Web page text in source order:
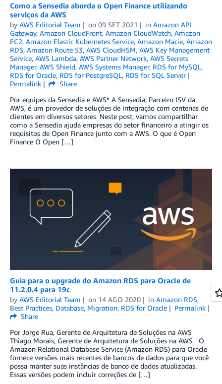
Como a Sensedia aborda o Open Finance utilizando
serviços da AWS
by AWS Editorial Team on 09 SET 2021 in Amazon API
Gateway, Amazon CloudFront, Amazon CloudWatch, Amazon
EC2, Amazon Elastic Kubernetes Service, Amazon Macie, Amazon
RDS, Amazon Route 53, AWS CloudHSM, AWS Key Management
Service, AWS Lambda, AWS Partner Network, AWS Secrets
Manager, AWS Shield, AWS Systems Manager, RDS for MySQL,
RDS for Oracle, RDS for PostgreSQL, RDS for SQL Server
Permalink
Share
Por equipes da Sensedia e AWS* A Sensedia, Parceiro ISV da
AWS, é um provedor de soluções de integração com centenas de
clientes em diversos setores. Neste post, vamos compartilhar
como a Sensedia ajuda empresas do setor financeiro a atingir os
requisitos de Open Finance junto com a AWS. O que é Open
Finance O Open […]
Guia para o upgrade do Amazon RDS para Oracle de
11.2.0.4 para 19c
by AWS Editorial Team on 14 AGO 2020 in Amazon RDS,
Best Practices, Database, Migration, RDS for Oracle
Permalink
Share
Por Jorge Rua, Gerente de Arquitetura de Soluções na AWS
Thiago Morais, Gerente de Arquitetura de Soluções na AWS O
Amazon Relational Database Service (Amazon RDS) para Oracle
fornece versões mais recentes de bancos de dados para que você
possa manter suas instâncias de banco de dados atualizadas.
Essas versões podem incluir correções de […]